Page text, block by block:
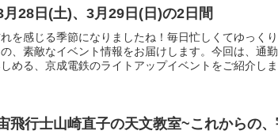
月28日(土)、3月29日(日)の2日間
を感じる季節になりましたね！毎日忙しくてゆっく
、素敵なイベント情報をお届けします。今回は、通
める、京成電鉄のライトアップイベントをご紹介しま
宙飛行士山崎直子の天文教室~これからの